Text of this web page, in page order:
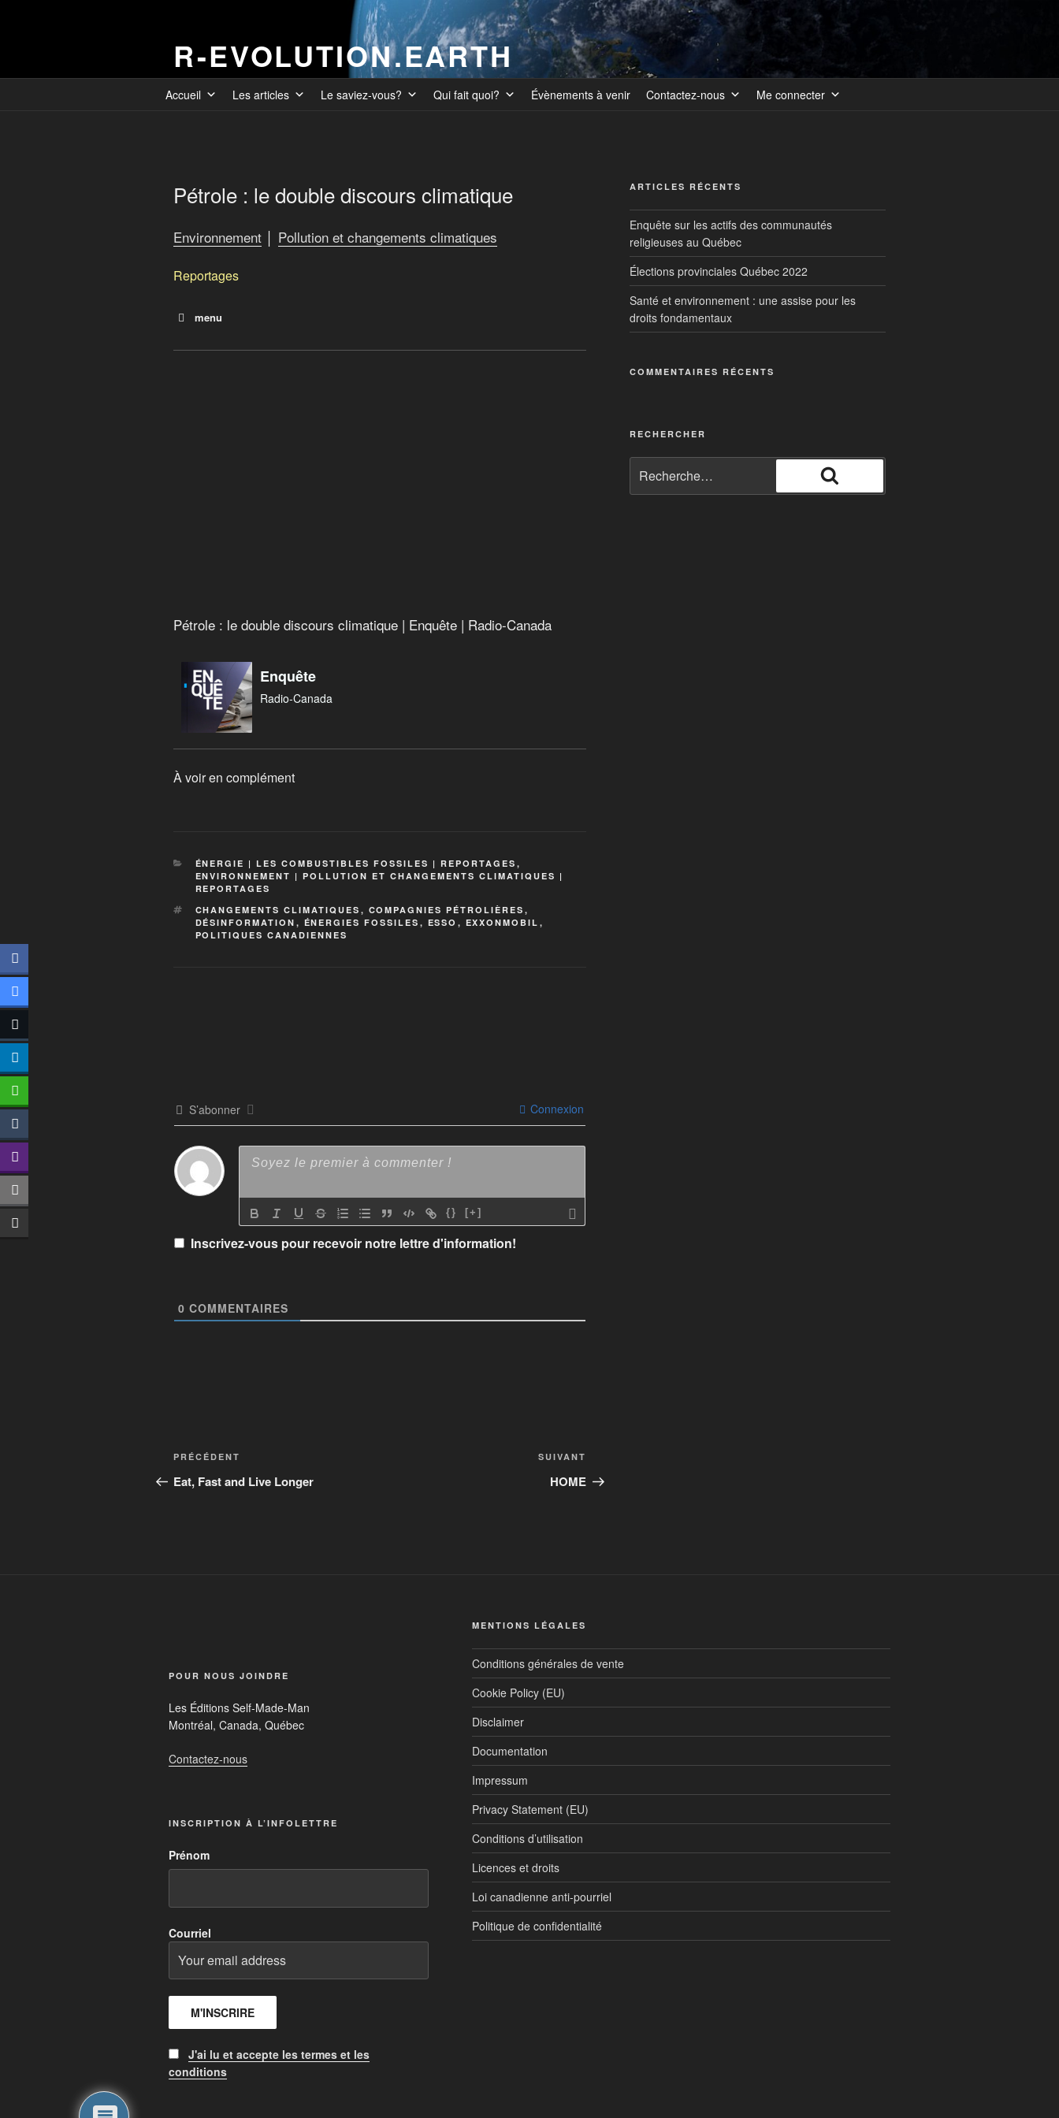
R-EVOLUTION.EARTH
Accueil Les articles Le saviez-vous? Qui fait quoi? Évènements à venir Contactez-nous Me connecter
Pétrole : le double discours climatique
Environnement │ Pollution et changements climatiques
Reportages
menu
Pétrole : le double discours climatique | Enquête | Radio-Canada
Enquête
Radio-Canada
À voir en complément
ÉNERGIE | LES COMBUSTIBLES FOSSILES | REPORTAGES ,
ENVIRONNEMENT | POLLUTION ET CHANGEMENTS CLIMATIQUES |
REPORTAGES
CHANGEMENTS CLIMATIQUES , COMPAGNIES PÉTROLIÈRES ,
DÉSINFORMATION , ÉNERGIES FOSSILES , ESSO , EXXONMOBIL ,
POLITIQUES CANADIENNES
S’abonner Connexion
{} [+]
Inscrivez-vous pour recevoir notre lettre d'information!
0 COMMENTAIRES
PRÉCÉDENT
Eat, Fast and Live Longer
SUIVANT
HOME
ARTICLES RÉCENTS
Enquête sur les actifs des communautés
religieuses au Québec
Élections provinciales Québec 2022
Santé et environnement : une assise pour les
droits fondamentaux
COMMENTAIRES RÉCENTS
RECHERCHER
POUR NOUS JOINDRE
Les Éditions Self-Made-Man
Montréal, Canada, Québec
Contactez-nous
INSCRIPTION À L’INFOLETTRE
Prénom
Courriel
J'ai lu et accepte les termes et les
conditions
MENTIONS LÉGALES
Conditions générales de vente
Cookie Policy (EU)
Disclaimer
Documentation
Impressum
Privacy Statement (EU)
Conditions d’utilisation
Licences et droits
Loi canadienne anti-pourriel
Politique de confidentialité